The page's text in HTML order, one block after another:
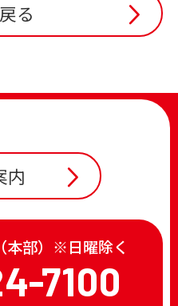
る
内
本部）※日曜除く
7100